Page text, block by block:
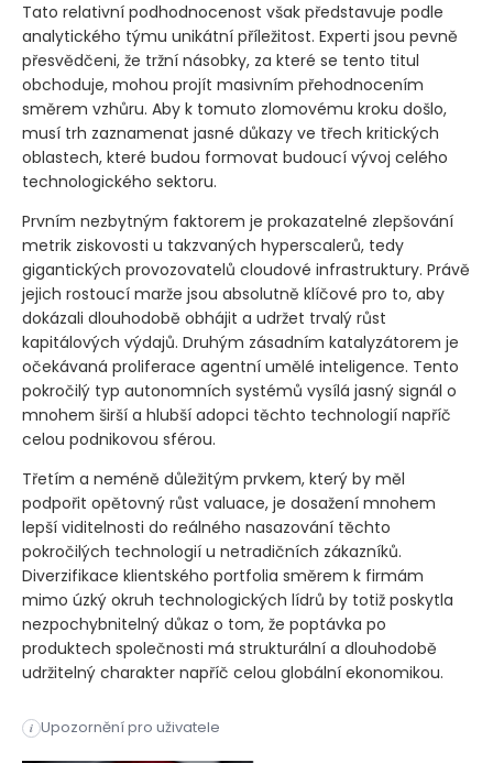
Tato relativní podhodnocenost však představuje podle
analytického týmu unikátní příležitost. Experti jsou pevně
přesvědčeni, že tržní násobky, za které se tento titul
obchoduje, mohou projít masivním přehodnocením
směrem vzhůru. Aby k tomuto zlomovému kroku došlo,
musí trh zaznamenat jasné důkazy ve třech kritických
oblastech, které budou formovat budoucí vývoj celého
technologického sektoru.
Prvním nezbytným faktorem je prokazatelné zlepšování
metrik ziskovosti u takzvaných hyperscalerů, tedy
gigantických provozovatelů cloudové infrastruktury. Právě
jejich rostoucí marže jsou absolutně klíčové pro to, aby
dokázali dlouhodobě obhájit a udržet trvalý růst
kapitálových výdajů. Druhým zásadním katalyzátorem je
očekávaná proliferace agentní umělé inteligence. Tento
pokročilý typ autonomních systémů vysílá jasný signál o
mnohem širší a hlubší adopci těchto technologií napříč
celou podnikovou sférou.
Třetím a neméně důležitým prvkem, který by měl
podpořit opětovný růst valuace, je dosažení mnohem
lepší viditelnosti do reálného nasazování těchto
pokročilých technologií u netradičních zákazníků.
Diverzifikace klientského portfolia směrem k firmám
mimo úzký okruh technologických lídrů by totiž poskytla
nezpochybnitelný důkaz o tom, že poptávka po
produktech společnosti má strukturální a dlouhodobě
udržitelný charakter napříč celou globální ekonomikou.
i Upozornění pro uživatele